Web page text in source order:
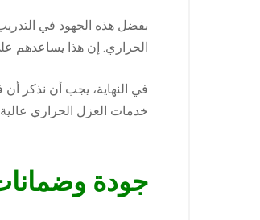
بفضل هذه الجهود في
الحراري. إن هذا يساعدهم
في النهاية، يجب أن نذكر
خدمات العزل الحراري
جودة